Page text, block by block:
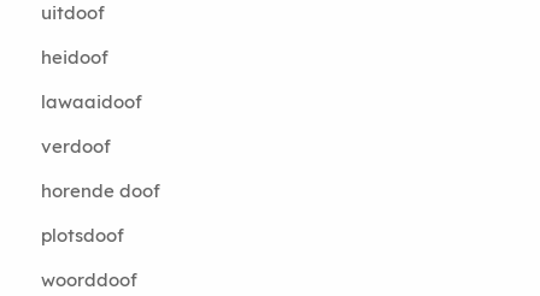
uitdoof
heidoof
lawaaidoof
verdoof
horende doof
plotsdoof
woorddoof